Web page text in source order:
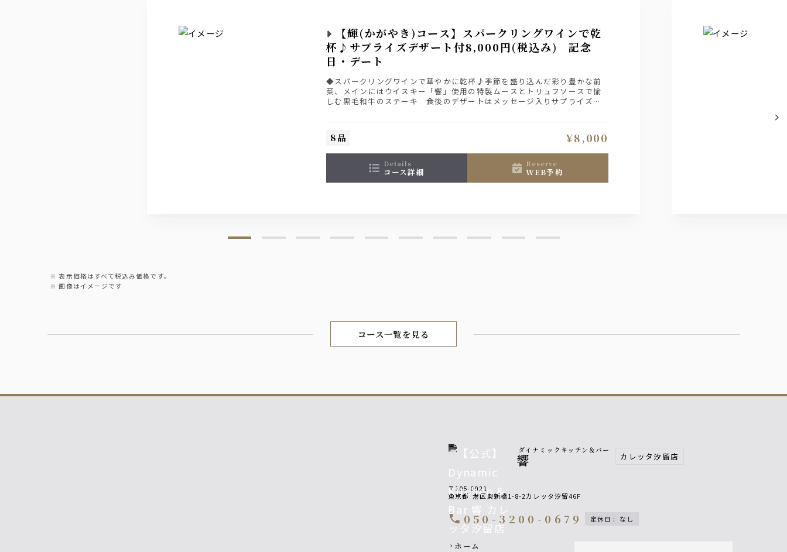
ノンアルコールビール
【輝(かがやき)コース】スパークリングワインで乾
杯♪サプライズデザート付8,000円(税込み) 記念
日・デート
◆スパークリングワインで華やかに乾杯♪季節を盛り込んだ彩り豊かな前
菜、メインにはウイスキー「響」使用の特製ムースとトリュフソースで愉
しむ黒毛和牛のステーキ 食後のデザートはメッセージ入りサプライズデ
8品 ¥8,000
details
コース詳細
reserve
WEB予約
表示価格はすべて税込み価格です。
画像はイメージです
コース一覧を見る
ダイナミックキッチン＆バー
響 カレッタ汐留店
〒105-0021
東京都 港区東新橋1-8-2カレッタ汐留46F
call 050-3200-0679 定休日 : なし
Footer navigation
chevron_right ホーム